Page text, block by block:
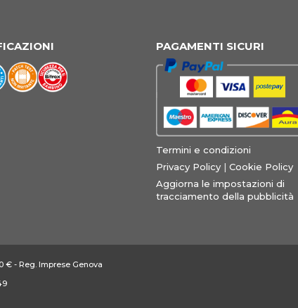
PAGAMENTI SICURI
Termini e condizioni
Privacy Policy| Cookie Policy
Aggiorna le impostazioni di
tracciamento della pubblicità
€ - Reg. Imprese Genova